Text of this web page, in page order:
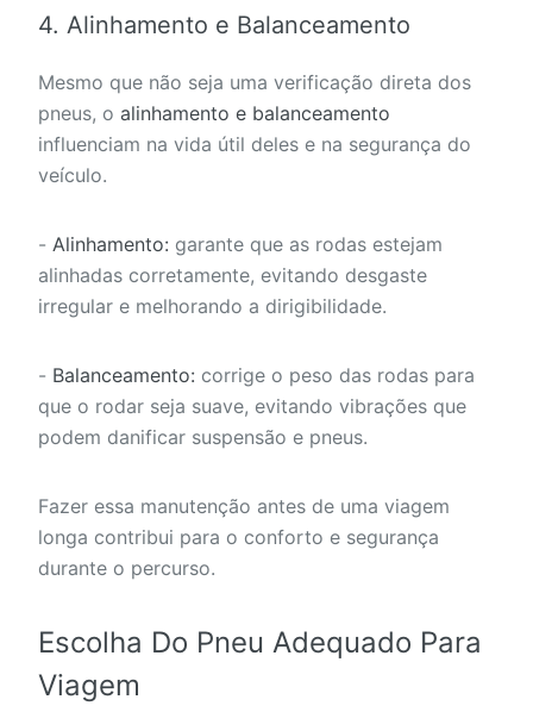
4. Alinhamento e Balanceamento
Mesmo que não seja uma verificação direta dos
pneus, o alinhamento e balanceamento
influenciam na vida útil deles e na segurança do
veículo.
- Alinhamento: garante que as rodas estejam
alinhadas corretamente, evitando desgaste
irregular e melhorando a dirigibilidade.
- Balanceamento: corrige o peso das rodas para
que o rodar seja suave, evitando vibrações que
podem danificar suspensão e pneus.
Fazer essa manutenção antes de uma viagem
longa contribui para o conforto e segurança
durante o percurso.
Escolha Do Pneu Adequado Para
Viagem